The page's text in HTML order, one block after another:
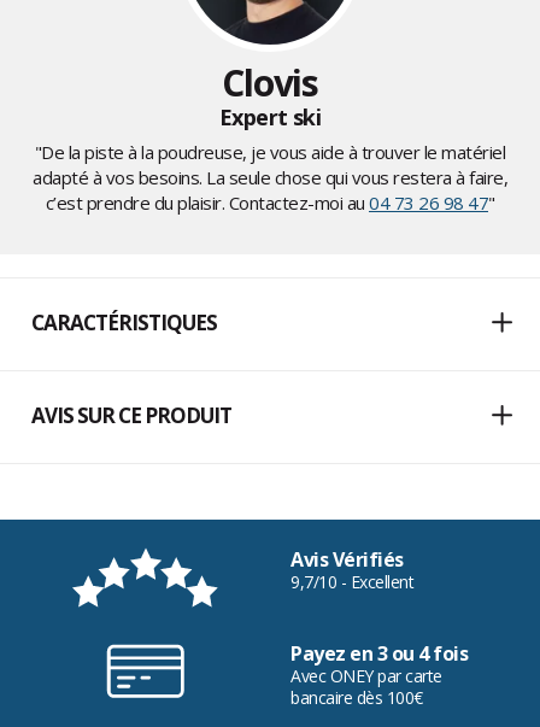
Clovis
Expert ski
"De la piste à la poudreuse, je vous aide à trouver le matériel
adapté à vos besoins. La seule chose qui vous restera à faire,
c’est prendre du plaisir. Contactez-moi au 04 73 26 98 47"
CARACTÉRISTIQUES
AVIS SUR CE PRODUIT
Avis Vérifiés
9,7/10 - Excellent
Payez en 3 ou 4 fois
Avec ONEY par carte
bancaire dès 100€